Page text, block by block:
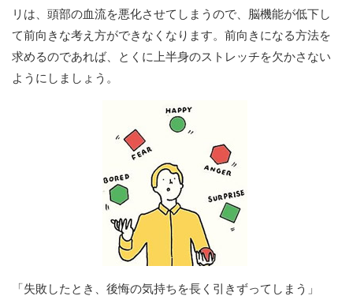
リは、頭部の血流を悪化させてしまうので、脳機能が低下し
て前向きな考え方ができなくなります。前向きになる方法を
求めるのであれば、とくに上半身のストレッチを欠かさない
ようにしましょう。
「失敗したとき、後悔の気持ちを長く引きずってしまう」